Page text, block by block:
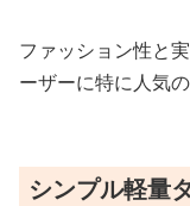
ファッション性と
ーザーに特に人気
シンプル軽量